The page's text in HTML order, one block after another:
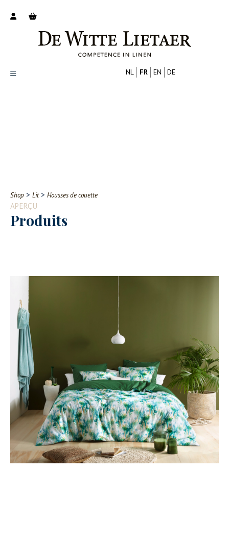
Contact
NL FR EN DE
Shop > Lit> Housses de couette
APERÇU
Produits